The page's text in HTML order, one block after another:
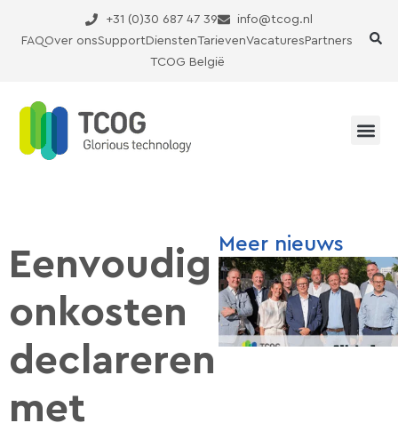
+31 (0)30 687 47 39
info@tcog.nl
FAQOver onsSupportDienstenTarievenVacatures Partners
TCOG België
Eenvoudig
onkosten
declareren
met
Meer nieuws